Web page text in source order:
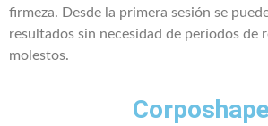
firmeza. Desde la primera sesión se
resultados sin necesidad de períodos de
molestos.
Corposhape